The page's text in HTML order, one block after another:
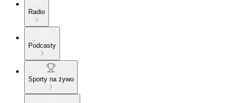
Radio
Podcasty
Sporty na żywo